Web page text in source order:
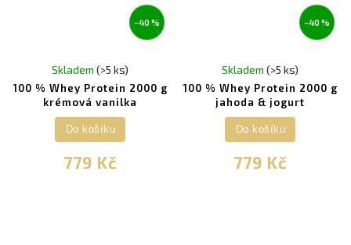
–40 %
100 % Whey Protein 2000 g
krémová vanilka
Skladem(>5 ks)
779 Kč
Do košíku
–40 %
100 % Whey Protein 2000 g
jahoda & jogurt
Skladem(>5 ks)
779 Kč
Do košíku